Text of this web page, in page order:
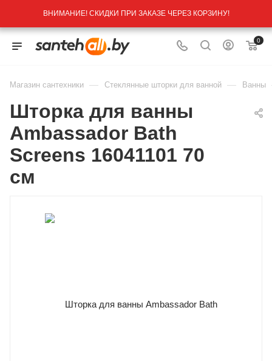
ВНИМАНИЕ! СКИДКИ ПРИ ЗАКАЗЕ ЧЕРЕЗ КОРЗИНУ!
0
Магазин сантехники — Стеклянные шторки для ванной — Ванны
Шторка для ванны
Ambassador Bath
Screens 16041101 70
см